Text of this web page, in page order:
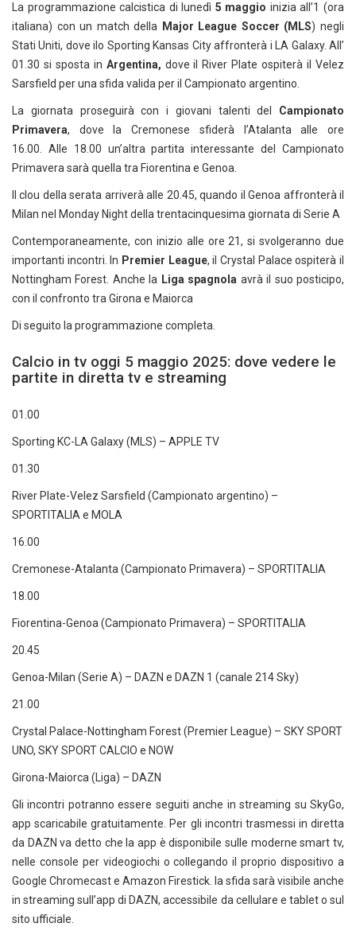
La programmazione calcistica di lunedì 5 maggio inizia all’1 (ora
italiana) con un match della Major League Soccer (MLS) negli
Stati Uniti, dove ilo Sporting Kansas City affronterà i LA Galaxy. All’
01.30 si sposta in Argentina, dove il River Plate ospiterà il Velez
Sarsfield per una sfida valida per il Campionato argentino.
La giornata proseguirà con i giovani talenti del Campionato
Primavera, dove la Cremonese sfiderà l’Atalanta alle ore
16.00. Alle 18.00 un’altra partita interessante del Campionato
Primavera sarà quella tra Fiorentina e Genoa.
Il clou della serata arriverà alle 20.45, quando il Genoa affronterà il
Milan nel Monday Night della trentacinquesima giornata di Serie A
Contemporaneamente, con inizio alle ore 21, si svolgeranno due
importanti incontri. In Premier League, il Crystal Palace ospiterà il
Nottingham Forest. Anche la Liga spagnola avrà il suo posticipo,
con il confronto tra Girona e Maiorca
Di seguito la programmazione completa.
Calcio in tv oggi 5 maggio 2025: dove vedere le
partite in diretta tv e streaming
01.00
Sporting KC-LA Galaxy (MLS) – APPLE TV
01.30
River Plate-Velez Sarsfield (Campionato argentino) –
SPORTITALIA e MOLA
16.00
Cremonese-Atalanta (Campionato Primavera) – SPORTITALIA
18.00
Fiorentina-Genoa (Campionato Primavera) – SPORTITALIA
20.45
Genoa-Milan (Serie A) – DAZN e DAZN 1 (canale 214 Sky)
21.00
Crystal Palace-Nottingham Forest (Premier League) – SKY SPORT
UNO, SKY SPORT CALCIO e NOW
Girona-Maiorca (Liga) – DAZN
Gli incontri potranno essere seguiti anche in streaming su SkyGo,
app scaricabile gratuitamente. Per gli incontri trasmessi in diretta
da DAZN va detto che la app è disponibile sulle moderne smart tv,
nelle console per videogiochi o collegando il proprio dispositivo a
Google Chromecast e Amazon Firestick. la sfida sarà visibile anche
in streaming sull’app di DAZN, accessibile da cellulare e tablet o sul
sito ufficiale.